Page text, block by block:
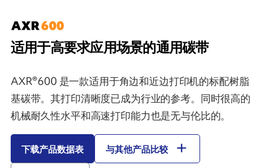
适用于高要求应用场景的通用碳带
AXR®600 是一款适用于角边和近边打印机的标配树脂
基碳带。其打印清晰度已成为行业的参考。同时很高的
机械耐久性水平和高速打印能力也是无与伦比的。
下载产品数据表 与其他产品比较